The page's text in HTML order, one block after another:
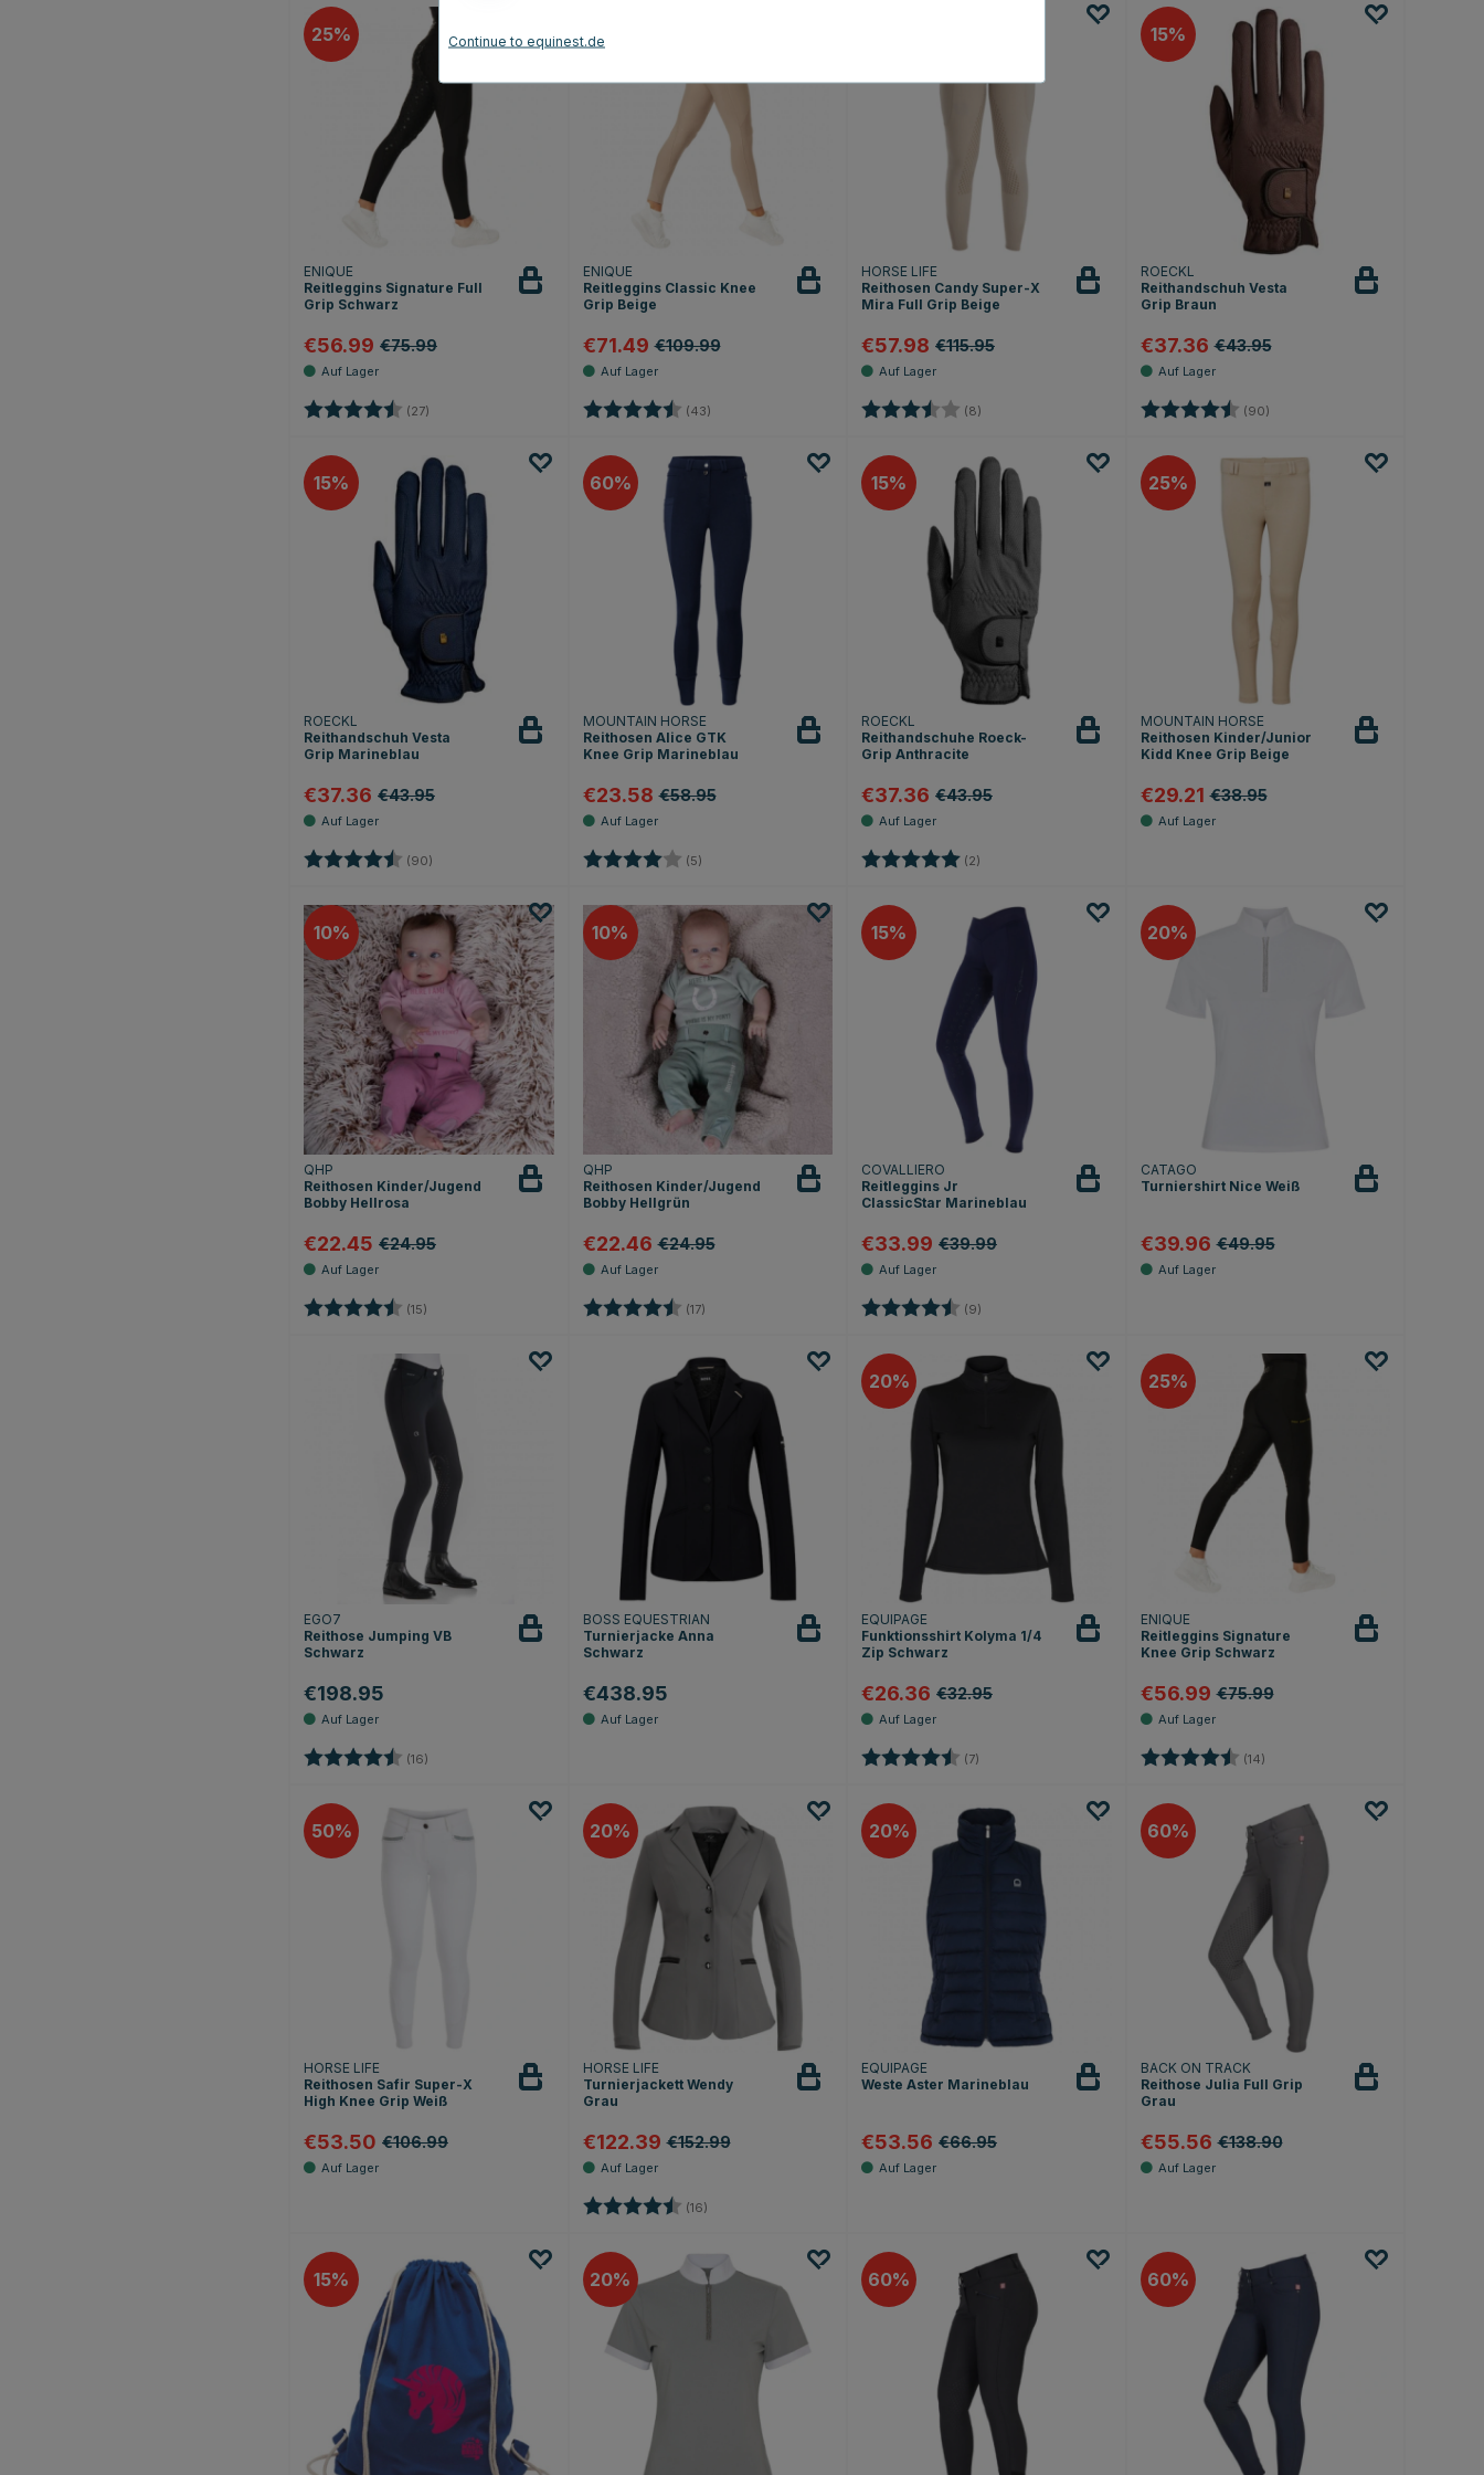
25
ENIQUE
Reitleggins Signature Full
Grip Schwarz
€56.99 €75.99
Bewertung: (27)
35
ENIQUE
Reitleggins Classic Knee
Grip Beige
€71.49 €109.99
Bewertung: (43)
HORSE LIFE
Reithosen Candy Super-X
Mira Full Grip Beige
€57.98 €115.95
Bewertung: (8)
15
ROECKL
Reithandschuh Vesta
Grip Braun
€37.36 €43.95
Bewertung: (90)
15
ROECKL
Reithandschuh Vesta
Grip Marineblau
€37.36 €43.95
Bewertung: (90)
60
MOUNTAIN HORSE
Reithosen Alice GTK
Knee Grip Marineblau
€23.58 €58.95
Bewertung: (5)
15
ROECKL
Reithandschuhe Roeck-
Grip Anthracite
€37.36 €43.95
Bewertung: (2)
25
MOUNTAIN HORSE
Reithosen Kinder/Junior
Kidd Knee Grip Beige
€29.21 €38.95
10
QHP
Reithosen Kinder/Jugend
Bobby Hellrosa
€22.45 €24.95
Bewertung: (15)
10
QHP
Reithosen Kinder/Jugend
Bobby Hellgrün
€22.46 €24.95
Bewertung: (17)
15
COVALLIERO
Reitleggins Jr
ClassicStar Marineblau
€33.99 €39.99
Bewertung: (9)
20
CATAGO
Turniershirt Nice Weiß
€39.96 €49.95
EGO7
Reithose Jumping VB
Schwarz
€198.95
Bewertung: (16)
BOSS EQUESTRIAN
Turnierjacke Anna
Schwarz
€438.95
20
EQUIPAGE
Funktionsshirt Kolyma 1/4
Zip Schwarz
€26.36 €32.95
Bewertung: (7)
25
ENIQUE
Reitleggins Signature
Knee Grip Schwarz
€56.99 €75.99
Bewertung: (14)
50
HORSE LIFE
Reithosen Safir Super-X
High Knee Grip Weiß
€53.50 €106.99
20
HORSE LIFE
Turnierjackett Wendy
Grau
€122.39 €152.99
Bewertung: (16)
20
EQUIPAGE
Weste Aster Marineblau
€53.56 €66.95
60
BACK ON TRACK
Reithose Julia Full Grip
Grau
€55.56 €138.90
15 20 60 60
Continue to equinest.de